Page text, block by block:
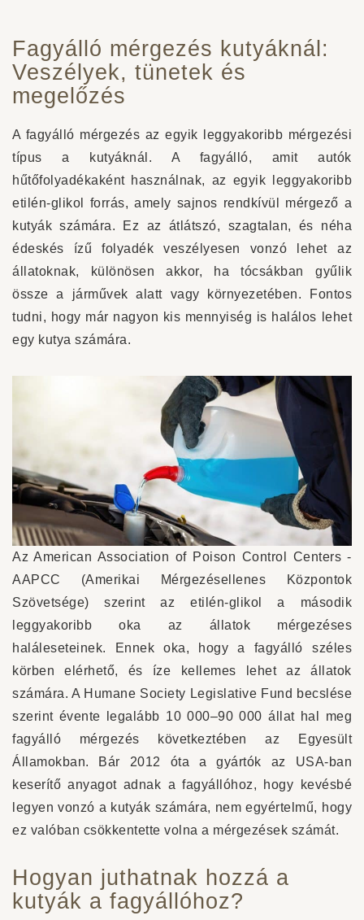
Fagyálló mérgezés kutyáknál:
Veszélyek, tünetek és
megelőzés
A fagyálló mérgezés az egyik leggyakoribb mérgezési
típus a kutyáknál. A fagyálló, amit autók
hűtőfolyadékaként használnak, az egyik leggyakoribb
etilén-glikol forrás, amely sajnos rendkívül mérgező a
kutyák számára. Ez az átlátszó, szagtalan, és néha
édeskés ízű folyadék veszélyesen vonzó lehet az
állatoknak, különösen akkor, ha tócsákban gyűlik
össze a járművek alatt vagy környezetében. Fontos
tudni, hogy már nagyon kis mennyiség is halálos lehet
egy kutya számára.
Az American Association of Poison Control Centers -
AAPCC (Amerikai Mérgezésellenes Központok
Szövetsége) szerint az etilén-glikol a második
leggyakoribb oka az állatok mérgezéses
haláleseteinek. Ennek oka, hogy a fagyálló széles
körben elérhető, és íze kellemes lehet az állatok
számára. A Humane Society Legislative Fund becslése
szerint évente legalább 10 000–90 000 állat hal meg
fagyálló mérgezés következtében az Egyesült
Államokban. Bár 2012 óta a gyártók az USA-ban
keserítő anyagot adnak a fagyállóhoz, hogy kevésbé
legyen vonzó a kutyák számára, nem egyértelmű, hogy
ez valóban csökkentette volna a mérgezések számát.
Hogyan juthatnak hozzá a
kutyák a fagyállóhoz?